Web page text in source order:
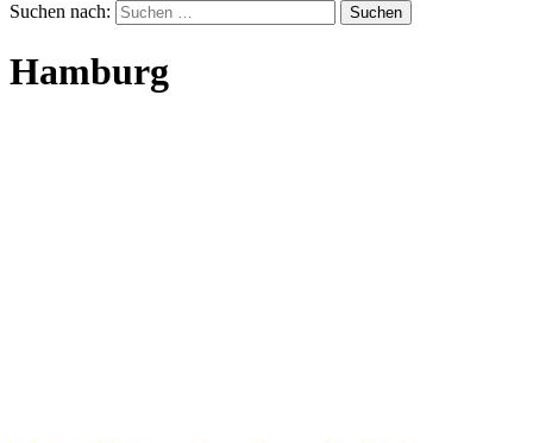
Suchen nach:
Hamburg